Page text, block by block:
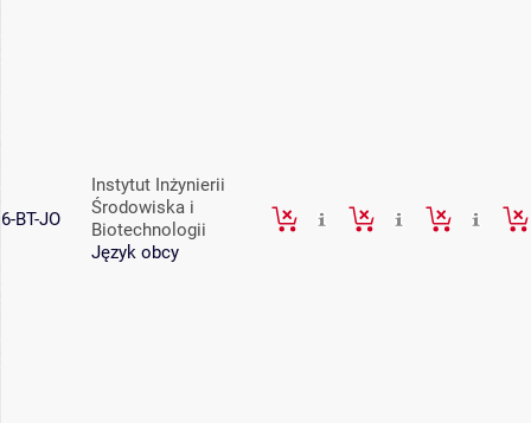
6-BT-JO
Instytut Inżynierii
Środowiska i
Biotechnologii
Język obcy